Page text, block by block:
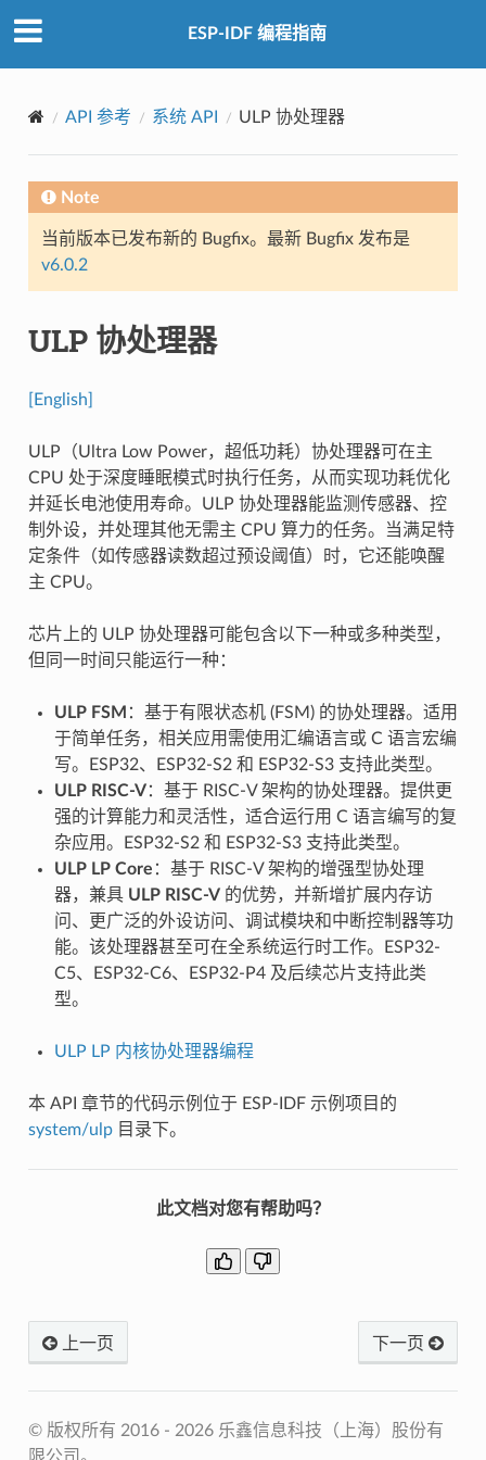
ESP-IDF 编程指南
API 参考 系统 API ULP 协处理器
Note
当前版本已发布新的 Bugfix。最新 Bugfix 发布是
v6.0.2
ULP 协处理器
[English]
ULP（Ultra Low Power，超低功耗）协处理器可在主
CPU 处于深度睡眠模式时执行任务，从而实现功耗优化
并延长电池使用寿命。ULP 协处理器能监测传感器、控
制外设，并处理其他无需主 CPU 算力的任务。当满足特
定条件（如传感器读数超过预设阈值）时，它还能唤醒
主 CPU。
芯片上的 ULP 协处理器可能包含以下一种或多种类型，
但同一时间只能运行一种：
ULP FSM ：基于有限状态机 (FSM) 的协处理器。适用
于简单任务，相关应用需使用汇编语言或 C 语言宏编
写。ESP32、ESP32-S2 和 ESP32-S3 支持此类型。
ULP RISC-V：基于 RISC-V 架构的协处理器。提供更
强的计算能力和灵活性，适合运行用 C 语言编写的复
杂应用。ESP32-S2 和 ESP32-S3 支持此类型。
ULP LP Core ：基于 RISC-V 架构的增强型协处理
器，兼具 ULP RISC-V的优势，并新增扩展内存访
问、更广泛的外设访问、调试模块和中断控制器等功
能。该处理器甚至可在全系统运行时工作。ESP32-
C5、ESP32-C6、ESP32-P4 及后续芯片支持此类
型。
ULP LP 内核协处理器编程
本 API 章节的代码示例位于 ESP-IDF 示例项目的
system/ulp目录下。
此文档对您有帮助吗？
上一页 下一页
© 版权所有 2016 - 2026 乐鑫信息科技（上海）股份有